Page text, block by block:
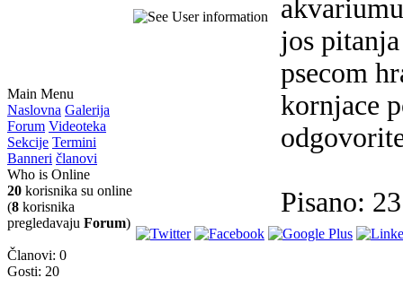
Main Menu
Naslovna Galerija
Forum Videoteka
Sekcije Termini
Banneri članovi
Who is Online
20 korisnika su online
(8 korisnika
pregledavaju Forum)
Članovi: 0
Gosti: 20
akvariumu
jos
psecom
kornjace
Pisano: